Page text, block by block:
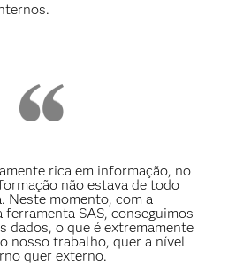
rica em informação, no
não estava de todo
Neste momento, com a
ferramenta SAS, conseguimos
dados, o que é extremamente
nosso trabalho, quer a nível
quer externo.